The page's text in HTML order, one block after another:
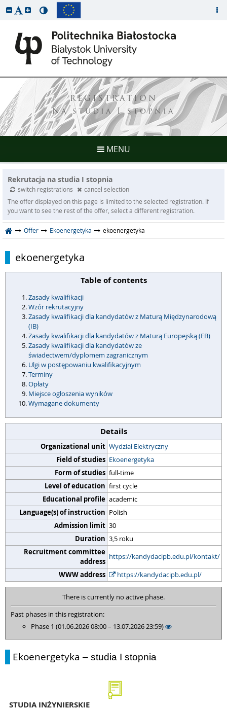
REGISTRATION
Na studia I stopnia
MENU
Rekrutacja na studia I stopnia
switch registrations
cancel selection
The offer displayed on this page is limited to the selected registration. If
you want to see the rest of the offer, select a different registration.
Offer Ekoenergetyka ekoenergetyka
ekoenergetyka
Table of contents
Zasady kwalifikacji
Wzór rekrutacyjny
Zasady kwalifikacji dla kandydatów z Maturą Międzynarodową
(IB)
Zasady kwalifikacji dla kandydatów z Maturą Europejską (EB)
Zasady kwalifikacji dla kandydatów ze
świadectwem/dyplomem zagranicznym
Ulgi w postępowaniu kwalifikacyjnym
Terminy
Opłaty
Miejsce ogłoszenia wyników
Wymagane dokumenty
Details
Organizational unit Wydział Elektryczny
Field of studies Ekoenergetyka
Form of studies full-time
Level of education first cycle
Educational profile academic
Language(s) of instruction Polish
Admission limit 30
Duration 3,5 roku
Recruitment committee
address
https://kandydacipb.edu.pl/kontakt/
WWW address
https://kandydacipb.edu.pl/
There is currently no active phase.
Past phases in this registration:
Phase 1 (01.06.2026 08:00 – 13.07.2026 23:59)
Ekoenergetyka – studia I stopnia
STUDIA INŻYNIERSKIE